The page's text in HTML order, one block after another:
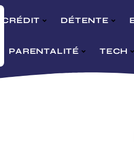
CRÉDIT DÉTENTE
PARENTALITÉ TECH